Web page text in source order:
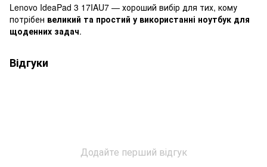
Lenovo IdeaPad 3 17IAU7 — хороший вибір для тих, кому
потрібен великий та простий у використанні ноутбук для
щоденних задач.
Відгуки
Додайте перший відгук